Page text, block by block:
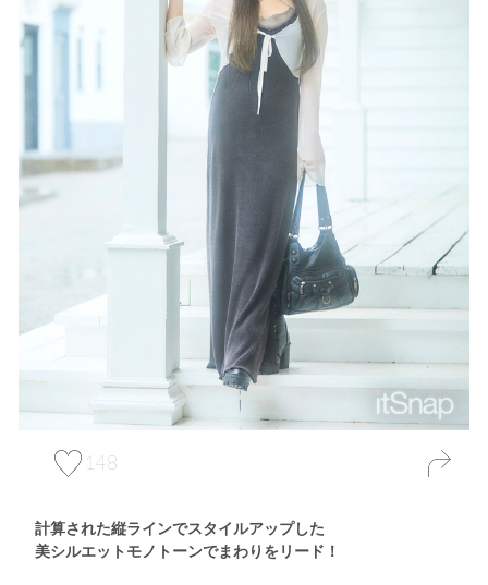
148
計算された縦ラインでスタイルアップした
美シルエットモノトーンでまわりをリード！